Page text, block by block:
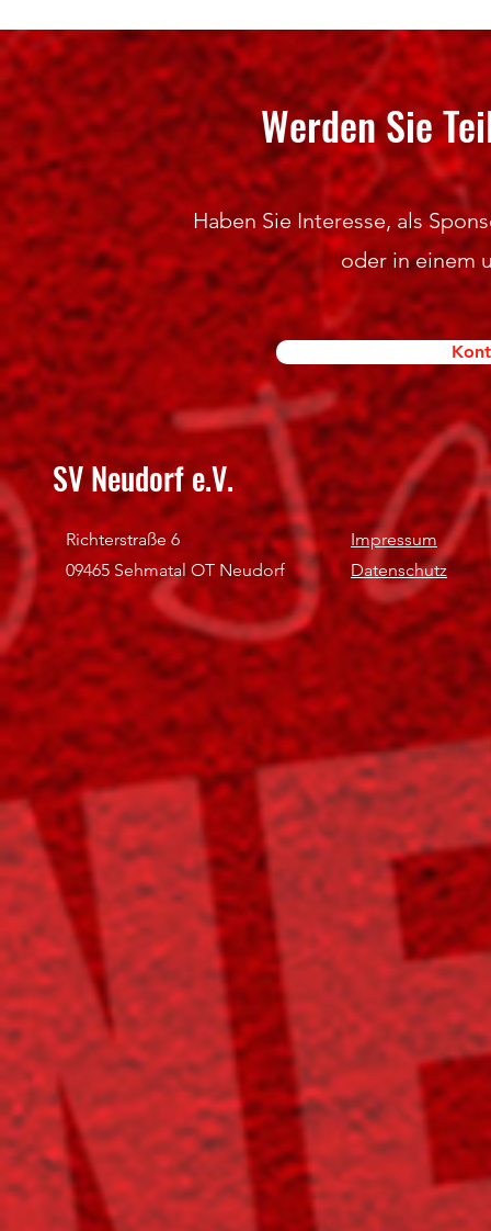
spannende Titelentscheidungen
Werden Sie
Haben Sie Interesse, als
oder in einem
SV Neudorf e.V.
Richterstraße 6
09465 Sehmatal OT Neudorf
Impressum
Datenschutz